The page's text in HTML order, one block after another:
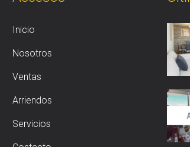
Inicio
Nosotros
Ventas
Arriendos
Servicios